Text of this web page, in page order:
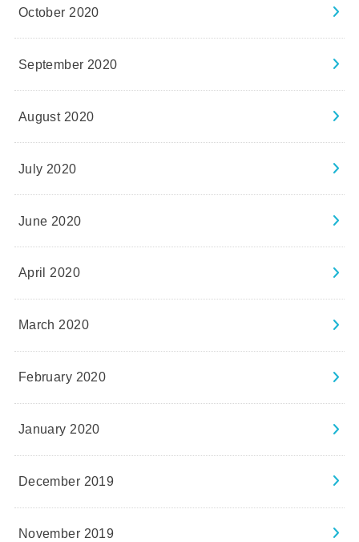
October 2020
September 2020
August 2020
July 2020
June 2020
April 2020
March 2020
February 2020
January 2020
December 2019
November 2019